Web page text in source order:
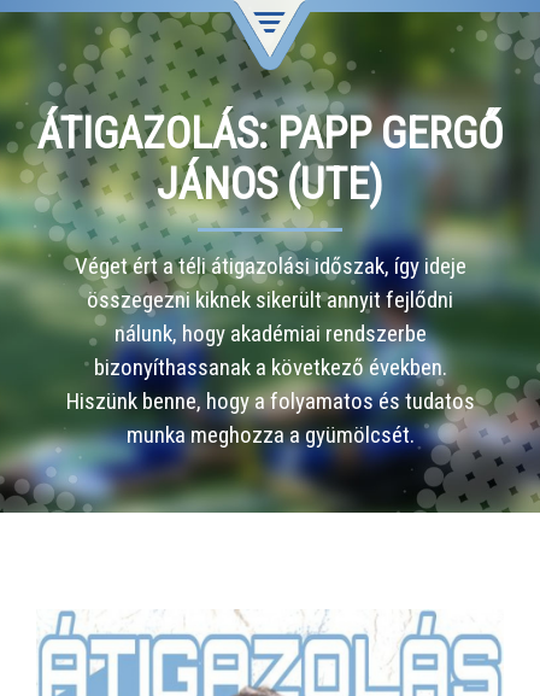
ÁTIGAZOLÁS: PAPP GERGŐ
JÁNOS (UTE)
Véget ért a téli átigazolási időszak, így ideje
összegezni kiknek sikerült annyit fejlődni
nálunk, hogy akadémiai rendszerbe
bizonyíthassanak a következő években.
Hiszünk benne, hogy a folyamatos és tudatos
munka meghozza a gyümölcsét.